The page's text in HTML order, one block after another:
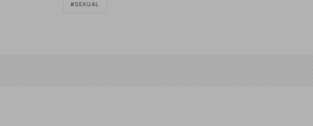
SEXUAL